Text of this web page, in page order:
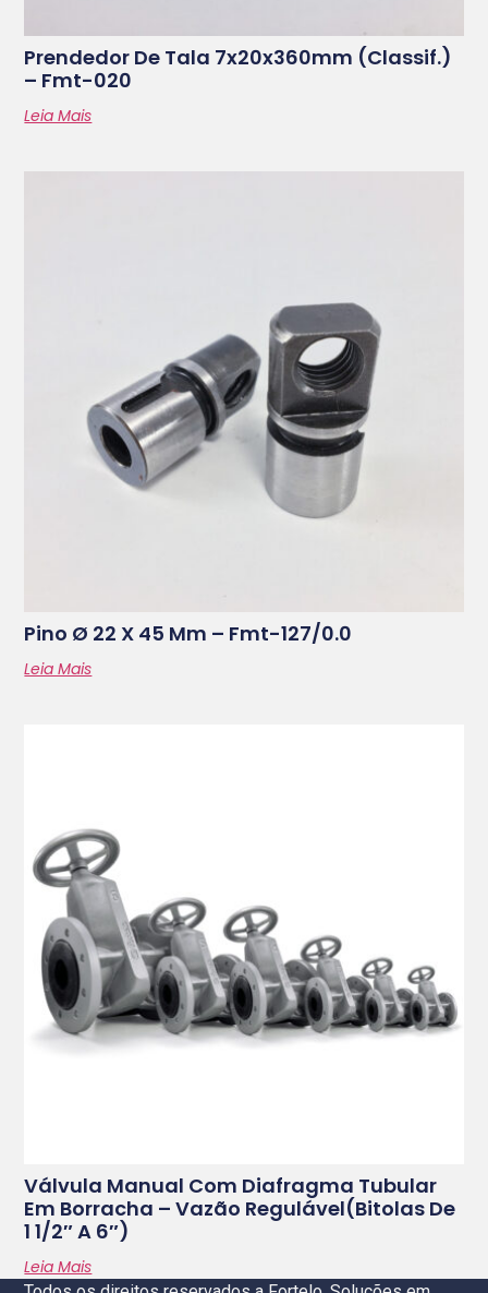
Prendedor De Tala 7x20x360mm (classif.)
– Fmt-020
Leia Mais
Pino Ø 22 X 45 Mm – Fmt-127/0.0
Leia Mais
Válvula Manual Com Diafragma Tubular
Em Borracha – Vazão Regulável(bitolas De
1 1/2″ A 6″)
Leia Mais